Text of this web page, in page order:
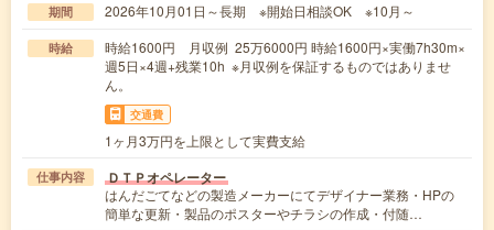
期間 2026年10月01日～長期 ※開始日相談OK ※10月～
時給
時給1600円 月収例 25万6000円 時給1600円×実働7h30m×
週5日×4週+残業10h ※月収例を保証するものではありませ
ん。
交通費
1ヶ月3万円を上限として実費支給
仕事内容 ＤＴＰオペレーター
はんだごてなどの製造メーカーにてデザイナー業務・HPの
簡単な更新・製品のポスターやチラシの作成・付随…